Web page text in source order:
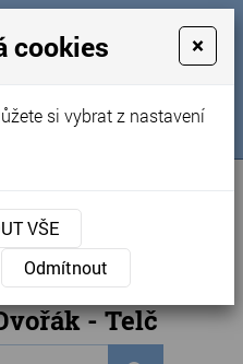
na FB
obchod
- Telč
cookies ×
si vybrat z nastavení
VŠE
Odmítnout